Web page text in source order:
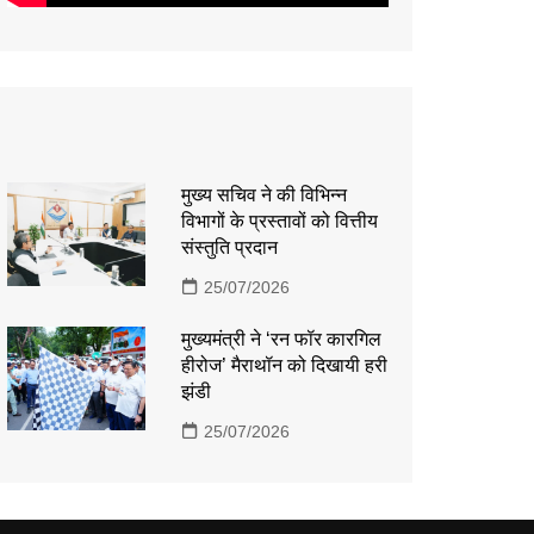
मुख्य सचिव ने की विभिन्न
विभागों के प्रस्तावों को वित्तीय
संस्तुति प्रदान
25/07/2026
मुख्यमंत्री ने ‘रन फॉर कारगिल
हीरोज’ मैराथॉन को दिखायी हरी
झंडी
25/07/2026